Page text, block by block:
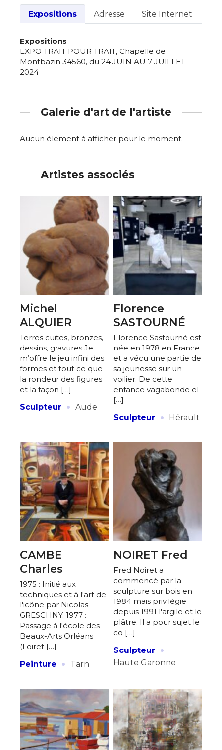
Expositions Adresse Site Internet
Expositions
EXPO TRAIT POUR TRAIT, Chapelle de
Montbazin 34560, du 24 JUIN AU 7 JUILLET
2024
Galerie d'art de l'artiste
Aucun élément à afficher pour le moment.
Artistes associés
Michel
ALQUIER
Terres cuites, bronzes,
dessins, gravures Je
m’offre le jeu infini des
formes et tout ce que
la rondeur des figures
et la façon […]
Sculpteur · Aude
Florence
SASTOURNÉ
Florence Sastourné est
née en 1978 en France
et a vécu une partie de
sa jeunesse sur un
voilier. De cette
enfance vagabonde el
[…]
Sculpteur · Hérault
CAMBE
Charles
1975 : Initié aux
techniques et à l'art de
l'icône par Nicolas
GRESCHNY. 1977 :
Passage à l'école des
Beaux-Arts Orléans
(Loiret […]
Peinture
· Tarn
NOIRET Fred
Fred Noiret a
commencé par la
sculpture sur bois en
1984 mais privilégie
depuis 1991 l'argile et le
plâtre. Il a pour sujet le
co […]
Sculpteur ·
Haute Garonne